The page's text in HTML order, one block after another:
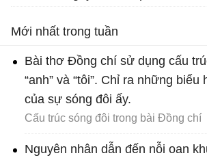
Mới nhất trong tuần
Bài thơ Đồng chí sử dụng cấu
“anh” và “tôi”. Chỉ ra những biểu
của sự sóng đôi ấy.
Cấu trúc sóng đôi trong bài Đồng chí
Nguyên nhân dẫn đến nỗi oan